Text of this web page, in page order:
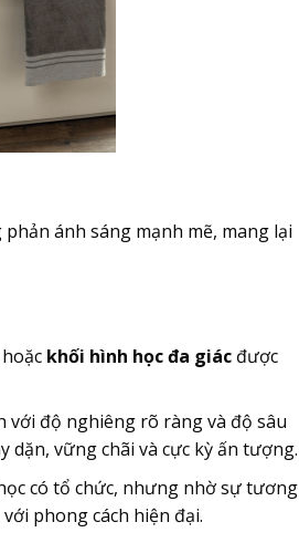
ánh sáng mạnh mẽ, mang lại
hoặc khối hình học đa giác được
với độ nghiêng rõ ràng và độ sâu
dặn, vững chãi và cực kỳ ấn tượng.
có tổ chức, nhưng nhờ sự tương
phong cách hiện đại.